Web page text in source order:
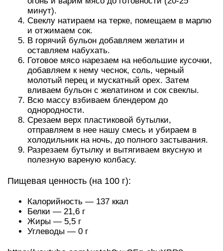
минут).
Свеклу натираем на терке, помещаем в марлю
и отжимаем сок.
В горячий бульон добавляем желатин и
оставляем набухать.
Готовое мясо нарезаем на небольшие кусочки,
добавляем к нему чеснок, соль, черный
молотый перец и мускатный орех. Затем
вливаем бульон с желатином и сок свеклы.
Всю массу взбиваем блендером до
однородности.
Срезаем верх пластиковой бутылки,
отправляем в нее нашу смесь и убираем в
холодильник на ночь, до полного застывания.
Разрезаем бутылку и вытягиваем вкусную и
полезную вареную колбасу.
Пищевая ценность (на 100 г):
Калорийность — 137 ккал
Белки — 21,6 г
Жиры — 5,5 г
Углеводы — 0 г